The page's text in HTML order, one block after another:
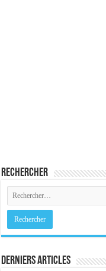
Rechercher
Derniers Articles